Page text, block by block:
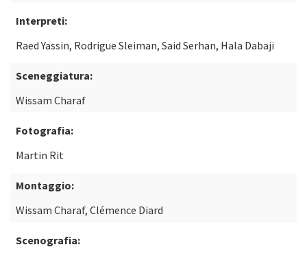
Interpreti:
Raed Yassin, Rodrigue Sleiman, Said Serhan, Hala Dabaji
Sceneggiatura:
Wissam Charaf
Fotografia:
Martin Rit
Montaggio:
Wissam Charaf, Clémence Diard
Scenografia: